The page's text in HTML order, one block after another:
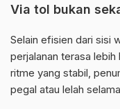
Via tol bukan
Selain efisien dari sisi
perjalanan terasa lebih
ritme yang stabil,
pegal atau lelah